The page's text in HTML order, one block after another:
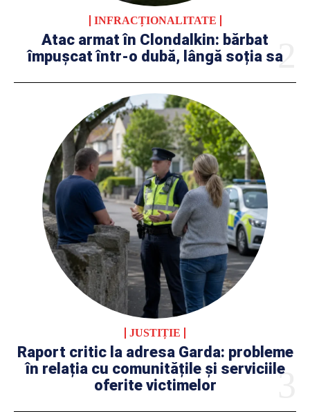
INFRACȚIONALITATE
Atac armat în Clondalkin: bărbat
împușcat într-o dubă, lângă soția sa
JUSTIȚIE
Raport critic la adresa Garda: probleme
în relația cu comunitățile și serviciile
oferite victimelor